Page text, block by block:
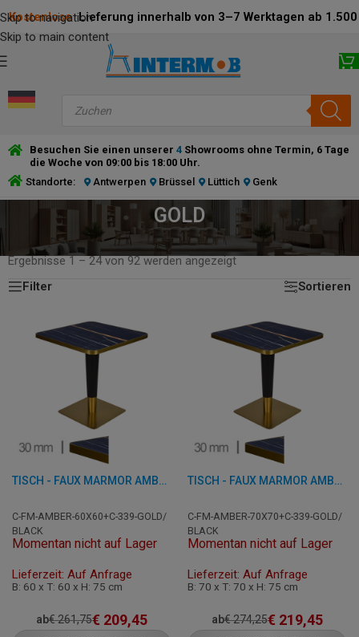
Skip to navigation
Skip to main content
Kostenlose Lieferung innerhalb von 3–7 Werktagen ab
Besuchen Sie einen unserer 4 Showrooms ohne Termin, 6 Tage
die Woche von 09:00 bis 18:00 Uhr.
Standorte:
Antwerpen Brüssel Lüttich Genk
GOLD
STARTSEITE /PRODUCT RAHMENFARBE/GOLD
Ergebnisse 1 – 24 von 92 werden angezeigt
Filter
Sortieren
TISCH - FAUX MARMOR AMBER - 60X60 CM
C-FM-AMBER-60X60+C-339-GOLD/
BLACK
Momentan nicht auf Lager
Lieferzeit: Auf Anfrage
B: 60 x T: 60 x H: 75 cm
ab€261,75€ 209,45
TISCH - FAUX MARMOR AMBER - 70X70 CM
C-FM-AMBER-70X70+C-339-GOLD/
BLACK
Momentan nicht auf Lager
Lieferzeit: Auf Anfrage
B: 70 x T: 70 x H: 75 cm
ab€274,25€ 219,45